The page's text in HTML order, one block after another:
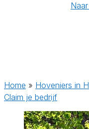
Home » Hoveniers in
Claim je bedrijf